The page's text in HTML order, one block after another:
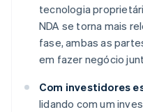
tecnologia
NDA se torna mais
fase, ambas as
em fazer negócio
Com investidores
lidando com um